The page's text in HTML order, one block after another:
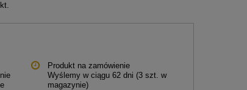
Produkt na zamówienie
Wyślemy w ciągu 62 dni (3 szt. w
magazynie)